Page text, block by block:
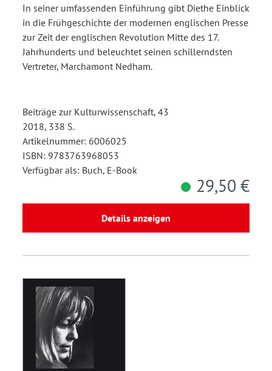
In seiner umfassenden Einführung gibt Diethe Einblick
in die Frühgeschichte der modernen englischen Presse
zur Zeit der englischen Revolution Mitte des 17.
Jahrhunderts und beleuchtet seinen schillerndsten
Vertreter, Marchamont Nedham.
Beiträge zur Kulturwissenschaft, 43
2018, 338 S.
Artikelnummer: 6006025
ISBN: 9783763968053
Verfügbar als: Buch, E-Book
29,50 €
Details anzeigen